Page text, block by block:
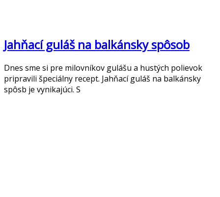
Jahňací guláš na balkánsky spôsob
Dnes sme si pre milovníkov gulášu a hustých polievok
pripravili špeciálny recept. Jahňací guláš na balkánsky
spôsb je vynikajúci. S